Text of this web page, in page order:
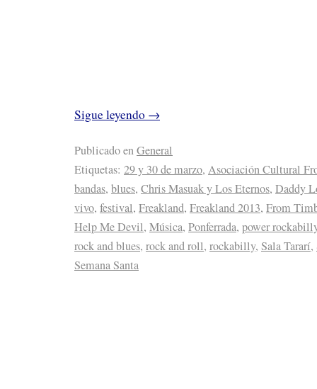
Sigue leyendo →
Publicado enGeneral
Etiquetas: 29 y 30 de marzo, Asociación Cultural
bandas, blues, Chris Masuak y Los Eternos, Daddy
vivo, festival, Freakland, Freakland 2013, From
Help Me Devil, Música, Ponferrada, power
rock and blues, rock and roll, rockabilly, Sala Tararí,
Semana Santa